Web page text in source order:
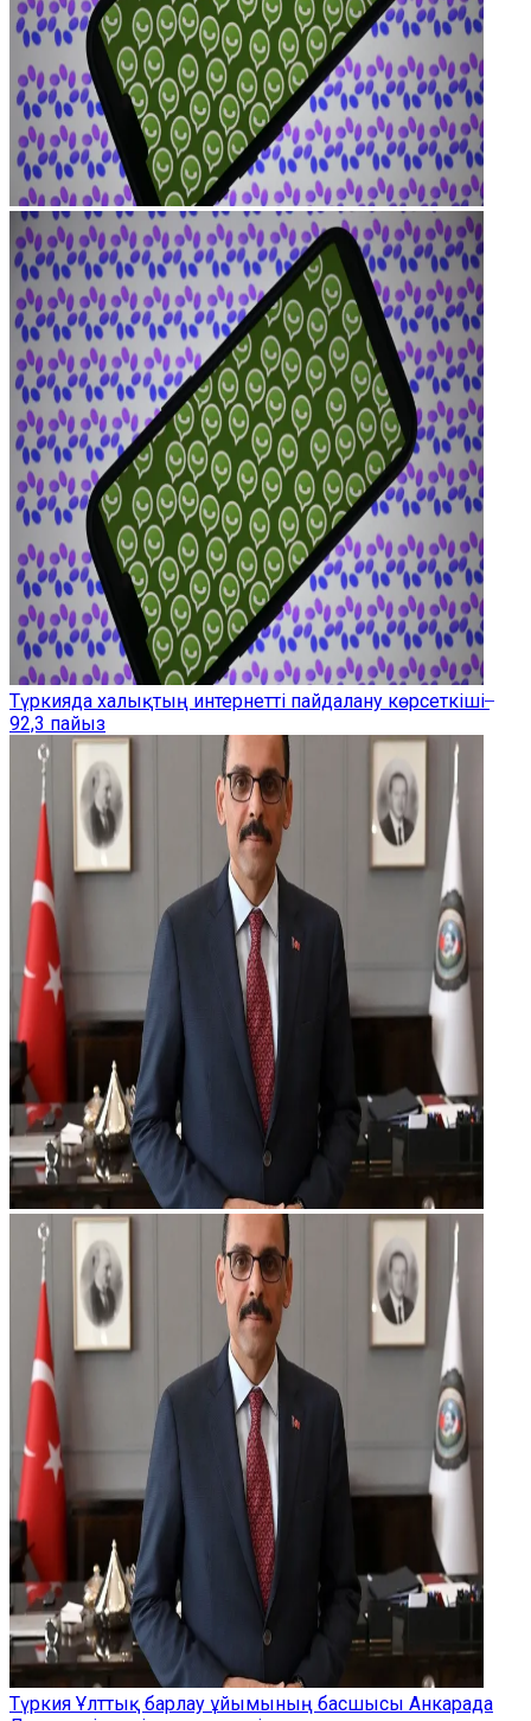
Түркияда халықтың интернетті пайдалану көрсеткіші ̶
92,3 пайыз
Түркия Ұлттық барлау ұйымының басшысы Анкарада